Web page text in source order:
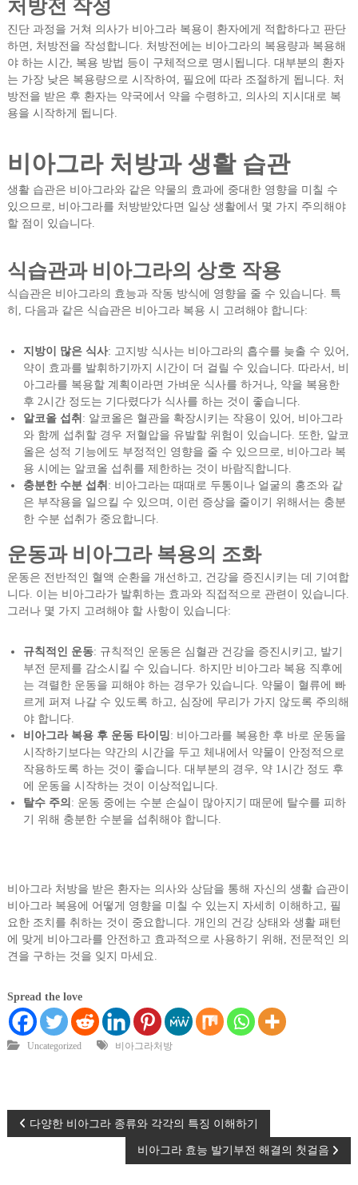
처방전 작성
진단 과정을 거쳐 의사가 비아그라 복용이 환자에게 적합하다고 판단
하면, 처방전을 작성합니다. 처방전에는 비아그라의 복용량과 복용해
야 하는 시간, 복용 방법 등이 구체적으로 명시됩니다. 대부분의 환자
는 가장 낮은 복용량으로 시작하여, 필요에 따라 조절하게 됩니다. 처
방전을 받은 후 환자는 약국에서 약을 수령하고, 의사의 지시대로 복
용을 시작하게 됩니다.
비아그라 처방과 생활 습관
생활 습관은 비아그라와 같은 약물의 효과에 중대한 영향을 미칠 수
있으므로, 비아그라를 처방받았다면 일상 생활에서 몇 가지 주의해야
할 점이 있습니다.
식습관과 비아그라의 상호 작용
식습관은 비아그라의 효능과 작동 방식에 영향을 줄 수 있습니다. 특
히, 다음과 같은 식습관은 비아그라 복용 시 고려해야 합니다:
지방이 많은 식사: 고지방 식사는 비아그라의 흡수를 늦출 수 있어,
약이 효과를 발휘하기까지 시간이 더 걸릴 수 있습니다. 따라서, 비
아그라를 복용할 계획이라면 가벼운 식사를 하거나, 약을 복용한
후 2시간 정도는 기다렸다가 식사를 하는 것이 좋습니다.
알코올 섭취 : 알코올은 혈관을 확장시키는 작용이 있어, 비아그라
와 함께 섭취할 경우 저혈압을 유발할 위험이 있습니다. 또한, 알코
올은 성적 기능에도 부정적인 영향을 줄 수 있으므로, 비아그라 복
용 시에는 알코올 섭취를 제한하는 것이 바람직합니다.
충분한 수분 섭취 : 비아그라는 때때로 두통이나 얼굴의 홍조와 같
은 부작용을 일으킬 수 있으며, 이런 증상을 줄이기 위해서는 충분
한 수분 섭취가 중요합니다.
운동과 비아그라 복용의 조화
운동은 전반적인 혈액 순환을 개선하고, 건강을 증진시키는 데 기여합
니다. 이는 비아그라가 발휘하는 효과와 직접적으로 관련이 있습니다.
그러나 몇 가지 고려해야 할 사항이 있습니다:
규칙적인 운동: 규칙적인 운동은 심혈관 건강을 증진시키고, 발기
부전 문제를 감소시킬 수 있습니다. 하지만 비아그라 복용 직후에
는 격렬한 운동을 피해야 하는 경우가 있습니다. 약물이 혈류에 빠
르게 퍼져 나갈 수 있도록 하고, 심장에 무리가 가지 않도록 주의해
야 합니다.
비아그라 복용 후 운동 타이밍: 비아그라를 복용한 후 바로 운동을
시작하기보다는 약간의 시간을 두고 체내에서 약물이 안정적으로
작용하도록 하는 것이 좋습니다. 대부분의 경우, 약 1시간 정도 후
에 운동을 시작하는 것이 이상적입니다.
탈수 주의 : 운동 중에는 수분 손실이 많아지기 때문에 탈수를 피하
기 위해 충분한 수분을 섭취해야 합니다.
비아그라 처방을 받은 환자는 의사와 상담을 통해 자신의 생활 습관이
비아그라 복용에 어떻게 영향을 미칠 수 있는지 자세히 이해하고, 필
요한 조치를 취하는 것이 중요합니다. 개인의 건강 상태와 생활 패턴
에 맞게 비아그라를 안전하고 효과적으로 사용하기 위해, 전문적인 의
견을 구하는 것을 잊지 마세요.
Spread the love
Uncategorized 비아그라처방
글 다양한 비아그라 종류와 각각의 특징 이해하기
비아그라 효능 발기부전 해결의 첫걸음